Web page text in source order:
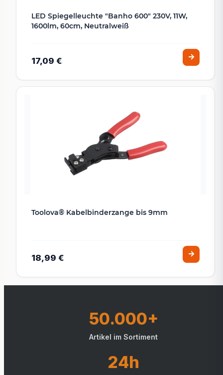
LED Spiegelleuchte "Banho 600" 230V, 11W,
1600lm, 60cm, Neutralweiß
17,09 €
Toolova® Kabelbinderzange bis 9mm
18,99 €
50.000+
Artikel im Sortiment
24h